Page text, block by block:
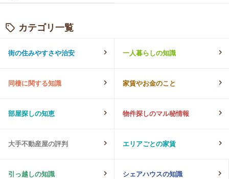
カテゴリ一覧
街の住みやすさや治安 一人暮らしの知識
同棲に関する知識 家賃やお金のこと
部屋探しの知恵 物件探しのマル秘情報
大手不動産屋の評判 エリアごとの家賃
引っ越しの知識 シェアハウスの知識